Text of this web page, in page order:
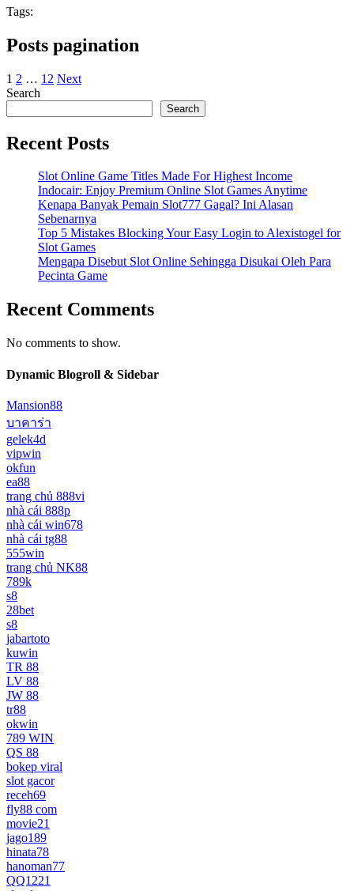
Tags:
Posts pagination
1 2 … 12 Next
Search
Search
Recent Posts
Slot Online Game Titles Made For Highest Income
Indocair: Enjoy Premium Online Slot Games Anytime
Kenapa Banyak Pemain Slot777 Gagal? Ini Alasan
Sebenarnya
Top 5 Mistakes Blocking Your Easy Login to Alexistogel for
Slot Games
Mengapa Disebut Slot Online Sehingga Disukai Oleh Para
Pecinta Game
Recent Comments
No comments to show.
Dynamic Blogroll & Sidebar
Mansion88
บาคาร่า
gelek4d
vipwin
okfun
ea88
trang chủ 888vi
nhà cái 888p
nhà cái win678
nhà cái tg88
555win
trang chủ NK88
789k
s8
28bet
s8
jabartoto
kuwin
TR 88
LV 88
JW 88
tr88
okwin
789 WIN
QS 88
bokep viral
slot gacor
receh69
fly88 com
movie21
jago189
hinata78
hanoman77
QQ1221